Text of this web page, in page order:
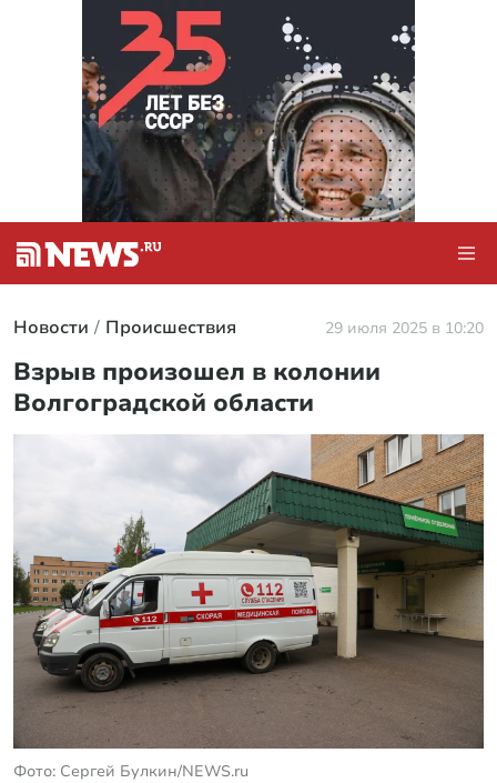
Новости Происшествия 29 июля 2025 в 10:20
Взрыв произошел в колонии
Волгоградской области
Фото: Сергей Булкин/NEWS.ru